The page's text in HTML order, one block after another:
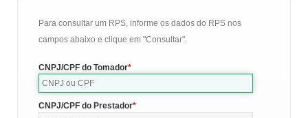
Para consultar um RPS, informe os dados do RPS nos
campos abaixo e clique em "Consultar".
CNPJ/CPF do Tomador
CNPJ/CPF do Prestador